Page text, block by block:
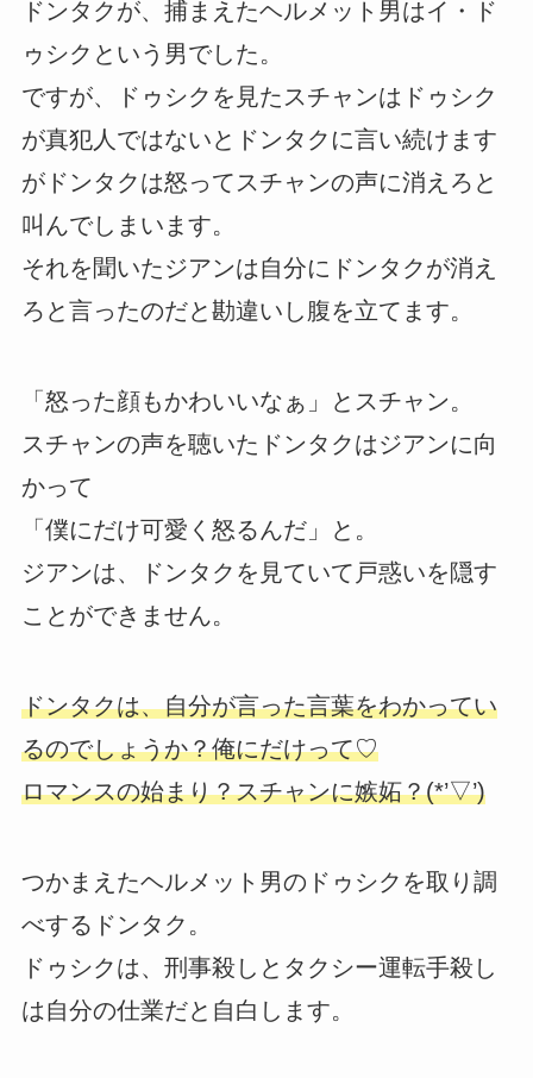
ドンタクが、捕まえたヘルメット男はイ・ド
ゥシクという男でした。
ですが、ドゥシクを見たスチャンはドゥシク
が真犯人ではないとドンタクに言い続けます
がドンタクは怒ってスチャンの声に消えろと
叫んでしまいます。
それを聞いたジアンは自分にドンタクが消え
ろと言ったのだと勘違いし腹を立てます。
「怒った顔もかわいいなぁ」とスチャン。
スチャンの声を聴いたドンタクはジアンに向
かって
「僕にだけ可愛く怒るんだ」と。
ジアンは、ドンタクを見ていて戸惑いを隠す
ことができません。
ドンタクは、自分が言った言葉をわかってい
るのでしょうか？俺にだけって♡
ロマンスの始まり？スチャンに嫉妬？(*’▽’)
つかまえたヘルメット男のドゥシクを取り調
べするドンタク。
ドゥシクは、刑事殺しとタクシー運転手殺し
は自分の仕業だと自白します。